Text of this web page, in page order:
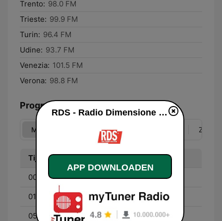
Trento: 98.0 FM
Trieste: 99.9 FM
Turin: 96.4 FM
Udine: 93.7 FM
Venezia: 101.5 FM
Verona: 98.8 FM
Programma
Ma Do Zo
Tijd Programma
00:00 - 01:00 Elisabetta & Renzo
01:00 - 05:00 Corrado & Davide
05:00 - 07:00 Tutti pazzi per RDS
RDS - Radio Dimensione Suono live luisteren
APP DOWNLOADEN